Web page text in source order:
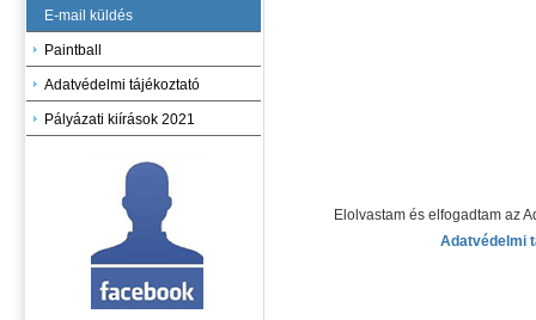
E-mail küldés
Paintball
Adatvédelmi tájékoztató
Pályázati kiírások 2021
Elolvastam és elfogadtam az
Adatvédelmi